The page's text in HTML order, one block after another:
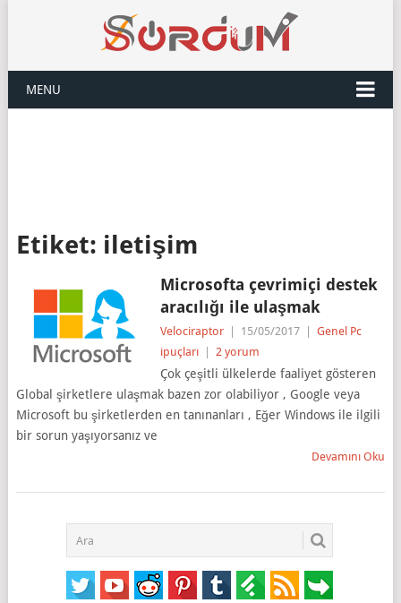
MENU
Etiket: iletişim
Microsofta çevrimiçi destek
aracılığı ile ulaşmak
Velociraptor 15/05/2017
Genel Pc
ipuçları
2 yorum
Çok çeşitli ülkelerde faaliyet gösteren
Global şirketlere ulaşmak bazen zor olabiliyor , Google veya
Microsoft bu şirketlerden en tanınanları , Eğer Windows ile ilgili
bir sorun yaşıyorsanız ve
Devamını Oku